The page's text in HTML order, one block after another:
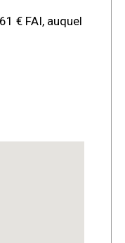
€ FAI, auquel